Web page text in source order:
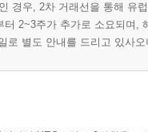
경우, 2차 거래선을 통해 유
터 2~3주가 추가로 소요되며,
로 별도 안내를 드리고 있사